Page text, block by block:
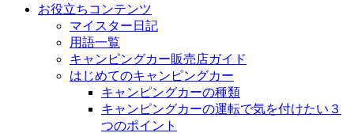
お役立ちコンテンツ
マイスター日記
用語一覧
キャンピングカー販売店ガイド
はじめてのキャンピングカー
キャンピングカーの種類
キャンピングカーの運転で気を付けたい３
つのポイント